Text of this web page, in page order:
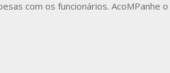
com os funcionários. AcoMPanhe o